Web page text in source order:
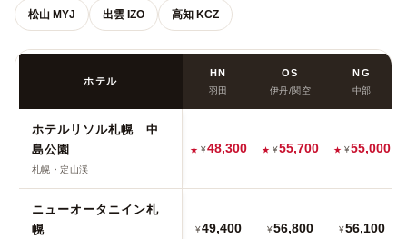
松山 MYJ 出雲 IZO 高知 KCZ
ホテル
HN
羽田
OS
伊丹/関空
NG
中部
ホテルリソル札幌 中
島公園
札幌・定山渓
¥48,300 ¥55,700 ¥55,000
ニューオータニイン札
幌
¥49,400 ¥56,800 ¥56,100